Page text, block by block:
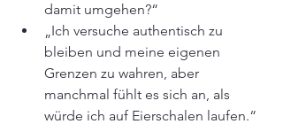
damit umgehen?“
„Ich versuche authentisch zu
bleiben und meine eigenen
Grenzen zu wahren, aber
manchmal fühlt es sich an, als
würde ich auf Eierschalen laufen.“